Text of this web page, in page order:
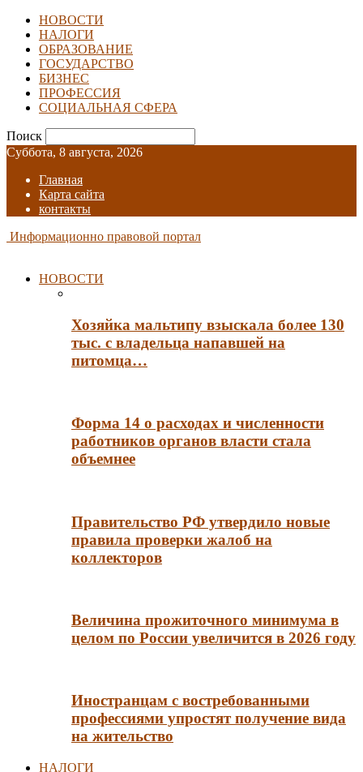
НОВОСТИ
НАЛОГИ
ОБРАЗОВАНИЕ
ГОСУДАРСТВО
БИЗНЕС
ПРОФЕССИЯ
СОЦИАЛЬНАЯ СФЕРА
Поиск
Суббота, 8 августа, 2026
Главная
Карта сайта
контакты
Информационно правовой портал
НОВОСТИ
Хозяйка мальтипу взыскала более 130
тыс. с владельца напавшей на
питомца…
Форма 14 о расходах и численности
работников органов власти стала
объемнее
Правительство РФ утвердило новые
правила проверки жалоб на
коллекторов
Величина прожиточного минимума в
целом по России увеличится в 2026 году
Иностранцам с востребованными
профессиями упростят получение вида
на жительство
НАЛОГИ